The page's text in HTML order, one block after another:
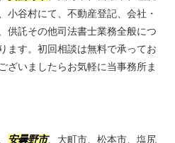
小谷村にて、不動産登記、会社・
供託その他司法書士業務全般につ
ます。初回相談は無料で承ってお
ざいましたらお気軽に当事務所ま
安曇野市、大町市、松本市、塩尻